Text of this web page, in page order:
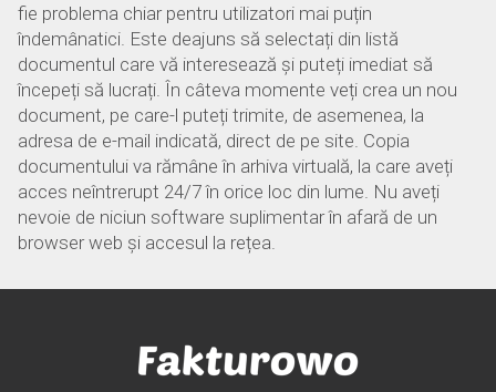
fie problema chiar pentru utilizatori mai puțin
îndemânatici. Este deajuns să selectați din listă
documentul care vă interesează și puteți imediat să
începeți să lucrați. În câteva momente veți crea un nou
document, pe care-l puteți trimite, de asemenea, la
adresa de e-mail indicată, direct de pe site. Copia
documentului va rămâne în arhiva virtuală, la care aveți
acces neîntrerupt 24/7 în orice loc din lume. Nu aveți
nevoie de niciun software suplimentar în afară de un
browser web și accesul la rețea.